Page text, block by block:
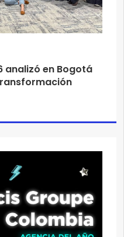
analizó en Bogotá